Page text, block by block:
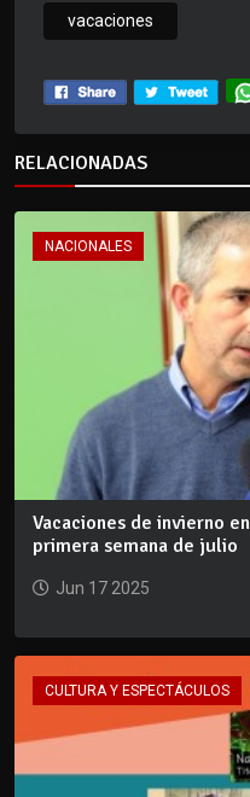
vacaciones
RELACIONADAS
NACIONALES
Vacaciones de invierno
primera semana de julio
Jun 17 2025
CULTURA Y ESPECTÁCULOS